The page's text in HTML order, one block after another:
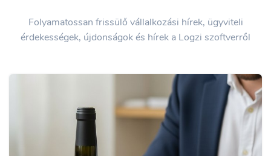
Folyamatossan frissülő vállalkozási hírek, ügyviteli
érdekességek, újdonságok és hírek a Logzi szoftverről